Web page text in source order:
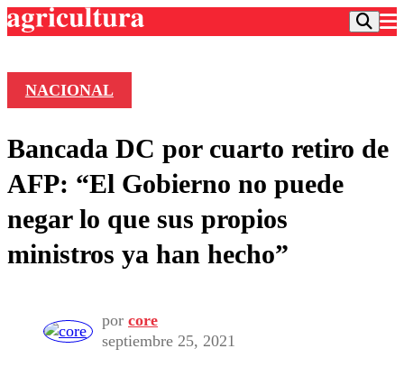
Frecuencias
Agricultura TV
Deportes
Colo Colo
Motor
Torneo Internacional
Torneo Nacional
Entretención
Noticias
Internacional
Nacional
Vida Social
Programas
Comercial
NACIONAL
Bancada DC por cuarto retiro de
AFP: “El Gobierno no puede
negar lo que sus propios
ministros ya han hecho”
por core
septiembre 25, 2021